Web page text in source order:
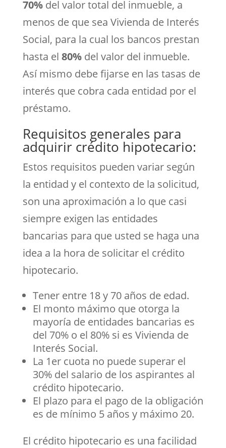
70%del valor total del inmueble, a
menos de que sea Vivienda de Interés
Social, para la cual los bancos prestan
hasta el 80%del valor del inmueble.
Así mismo debe fijarse en las tasas de
interés que cobra cada entidad por el
préstamo.
Requisitos generales para
adquirir crédito hipotecario:
Estos requisitos pueden variar según
la entidad y el contexto de la solicitud,
son una aproximación a lo que casi
siempre exigen las entidades
bancarias para que usted se haga una
idea a la hora de solicitar el crédito
hipotecario.
Tener entre 18 y 70 años de edad.
El monto máximo que otorga la
mayoría de entidades bancarias es
del 70% o el 80% si es Vivienda de
Interés Social.
La 1er cuota no puede superar el
30% del salario de los aspirantes al
crédito hipotecario.
El plazo para el pago de la obligación
es de mínimo 5 años y máximo 20.
El crédito hipotecario es una facilidad